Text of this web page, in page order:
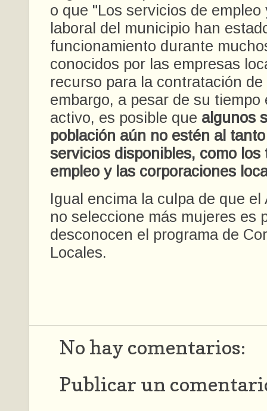
o que "Los servicios de
laboral del municipio han
funcionamiento durante
conocidos por las empresas
recurso para la contratación
embargo, a pesar de su tiempo
activo, es posible que algunos
población aún no estén al
servicios disponibles, como los
empleo y las corporaciones
Igual encima la culpa de que
no seleccione más mujeres es
desconocen el programa de
Locales.
No hay comentarios:
Publicar un